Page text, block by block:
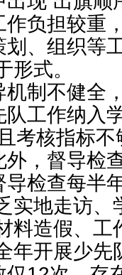
作负担较重
划、组织等
形式。
机制不健全
队工作纳入
考核指标
外，督导检
导检查每半
实地走访
料造假、
年开展少